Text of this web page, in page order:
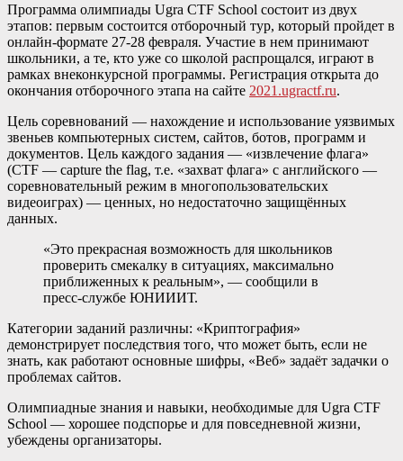
Программа олимпиады Ugra CTF School состоит из двух
этапов: первым состоится отборочный тур, который пройдет в
онлайн-формате 27-28 февраля. Участие в нем принимают
школьники, а те, кто уже со школой распрощался, играют в
рамках внеконкурсной программы. Регистрация открыта до
окончания отборочного этапа на сайте 2021.ugractf.ru.
Цель соревнований — нахождение и использование уязвимых
звеньев компьютерных систем, сайтов, ботов, программ и
документов. Цель каждого задания — «извлечение флага»
(CTF — capture the flag, т.е. «захват флага» с английского —
соревновательный режим в многопользовательских
видеоиграх) — ценных, но недостаточно защищённых
данных.
«Это прекрасная возможность для школьников
проверить смекалку в ситуациях, максимально
приближенных к реальным», — сообщили в
пресс-службе ЮНИИИТ.
Категории заданий различны: «Криптография»
демонстрирует последствия того, что может быть, если не
знать, как работают основные шифры, «Веб» задаёт задачки о
проблемах сайтов.
Олимпиадные знания и навыки, необходимые для Ugra CTF
School — хорошее подспорье и для повседневной жизни,
убеждены организаторы.